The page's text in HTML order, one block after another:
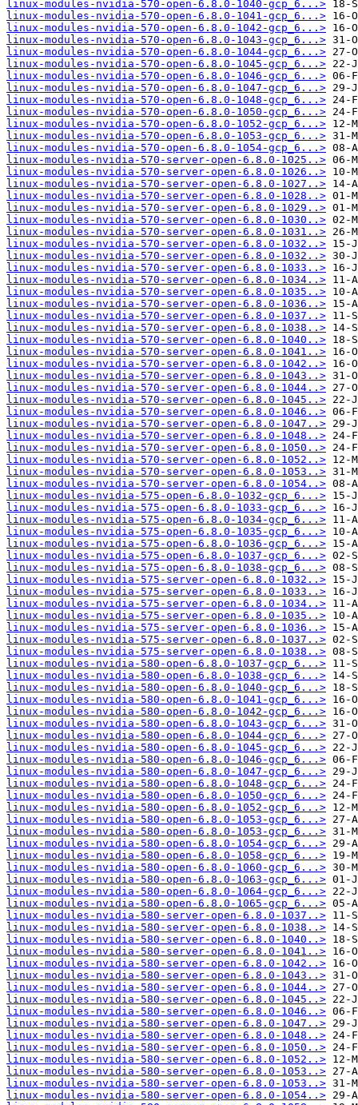
linux-modules-nvidia-570-open-6.8.0-1040-gcp_6...>
linux-modules-nvidia-570-open-6.8.0-1041-gcp_6...>
linux-modules-nvidia-570-open-6.8.0-1042-gcp_6...>
linux-modules-nvidia-570-open-6.8.0-1043-gcp_6...>
linux-modules-nvidia-570-open-6.8.0-1044-gcp_6...>
linux-modules-nvidia-570-open-6.8.0-1045-gcp_6...>
linux-modules-nvidia-570-open-6.8.0-1046-gcp_6...>
linux-modules-nvidia-570-open-6.8.0-1047-gcp_6...>
linux-modules-nvidia-570-open-6.8.0-1048-gcp_6...>
linux-modules-nvidia-570-open-6.8.0-1050-gcp_6...>
linux-modules-nvidia-570-open-6.8.0-1052-gcp_6...>
linux-modules-nvidia-570-open-6.8.0-1053-gcp_6...>
linux-modules-nvidia-570-open-6.8.0-1054-gcp_6...>
linux-modules-nvidia-570-server-open-6.8.0-1025..>
linux-modules-nvidia-570-server-open-6.8.0-1026..>
linux-modules-nvidia-570-server-open-6.8.0-1027..>
linux-modules-nvidia-570-server-open-6.8.0-1028..>
linux-modules-nvidia-570-server-open-6.8.0-1029..>
linux-modules-nvidia-570-server-open-6.8.0-1030..>
linux-modules-nvidia-570-server-open-6.8.0-1031..>
linux-modules-nvidia-570-server-open-6.8.0-1032..>
linux-modules-nvidia-570-server-open-6.8.0-1032..>
linux-modules-nvidia-570-server-open-6.8.0-1033..>
linux-modules-nvidia-570-server-open-6.8.0-1034..>
linux-modules-nvidia-570-server-open-6.8.0-1035..>
linux-modules-nvidia-570-server-open-6.8.0-1036..>
linux-modules-nvidia-570-server-open-6.8.0-1037..>
linux-modules-nvidia-570-server-open-6.8.0-1038..>
linux-modules-nvidia-570-server-open-6.8.0-1040..>
linux-modules-nvidia-570-server-open-6.8.0-1041..>
linux-modules-nvidia-570-server-open-6.8.0-1042..>
linux-modules-nvidia-570-server-open-6.8.0-1043..>
linux-modules-nvidia-570-server-open-6.8.0-1044..>
linux-modules-nvidia-570-server-open-6.8.0-1045..>
linux-modules-nvidia-570-server-open-6.8.0-1046..>
linux-modules-nvidia-570-server-open-6.8.0-1047..>
linux-modules-nvidia-570-server-open-6.8.0-1048..>
linux-modules-nvidia-570-server-open-6.8.0-1050..>
linux-modules-nvidia-570-server-open-6.8.0-1052..>
linux-modules-nvidia-570-server-open-6.8.0-1053..>
linux-modules-nvidia-570-server-open-6.8.0-1054..>
linux-modules-nvidia-575-open-6.8.0-1032-gcp_6...>
linux-modules-nvidia-575-open-6.8.0-1033-gcp_6...>
linux-modules-nvidia-575-open-6.8.0-1034-gcp_6...>
linux-modules-nvidia-575-open-6.8.0-1035-gcp_6...>
linux-modules-nvidia-575-open-6.8.0-1036-gcp_6...>
linux-modules-nvidia-575-open-6.8.0-1037-gcp_6...>
linux-modules-nvidia-575-open-6.8.0-1038-gcp_6...>
linux-modules-nvidia-575-server-open-6.8.0-1032..>
linux-modules-nvidia-575-server-open-6.8.0-1033..>
linux-modules-nvidia-575-server-open-6.8.0-1034..>
linux-modules-nvidia-575-server-open-6.8.0-1035..>
linux-modules-nvidia-575-server-open-6.8.0-1036..>
linux-modules-nvidia-575-server-open-6.8.0-1037..>
linux-modules-nvidia-575-server-open-6.8.0-1038..>
linux-modules-nvidia-580-open-6.8.0-1037-gcp_6...>
linux-modules-nvidia-580-open-6.8.0-1038-gcp_6...>
linux-modules-nvidia-580-open-6.8.0-1040-gcp_6...>
linux-modules-nvidia-580-open-6.8.0-1041-gcp_6...>
linux-modules-nvidia-580-open-6.8.0-1042-gcp_6...>
linux-modules-nvidia-580-open-6.8.0-1043-gcp_6...>
linux-modules-nvidia-580-open-6.8.0-1044-gcp_6...>
linux-modules-nvidia-580-open-6.8.0-1045-gcp_6...>
linux-modules-nvidia-580-open-6.8.0-1046-gcp_6...>
linux-modules-nvidia-580-open-6.8.0-1047-gcp_6...>
linux-modules-nvidia-580-open-6.8.0-1048-gcp_6...>
linux-modules-nvidia-580-open-6.8.0-1050-gcp_6...>
linux-modules-nvidia-580-open-6.8.0-1052-gcp_6...>
linux-modules-nvidia-580-open-6.8.0-1053-gcp_6...>
linux-modules-nvidia-580-open-6.8.0-1053-gcp_6...>
linux-modules-nvidia-580-open-6.8.0-1054-gcp_6...>
linux-modules-nvidia-580-open-6.8.0-1058-gcp_6...>
linux-modules-nvidia-580-open-6.8.0-1060-gcp_6...>
linux-modules-nvidia-580-open-6.8.0-1063-gcp_6...>
linux-modules-nvidia-580-open-6.8.0-1064-gcp_6...>
linux-modules-nvidia-580-open-6.8.0-1065-gcp_6...>
linux-modules-nvidia-580-server-open-6.8.0-1037..>
linux-modules-nvidia-580-server-open-6.8.0-1038..>
linux-modules-nvidia-580-server-open-6.8.0-1040..>
linux-modules-nvidia-580-server-open-6.8.0-1041..>
linux-modules-nvidia-580-server-open-6.8.0-1042..>
linux-modules-nvidia-580-server-open-6.8.0-1043..>
linux-modules-nvidia-580-server-open-6.8.0-1044..>
linux-modules-nvidia-580-server-open-6.8.0-1045..>
linux-modules-nvidia-580-server-open-6.8.0-1046..>
linux-modules-nvidia-580-server-open-6.8.0-1047..>
linux-modules-nvidia-580-server-open-6.8.0-1048..>
linux-modules-nvidia-580-server-open-6.8.0-1050..>
linux-modules-nvidia-580-server-open-6.8.0-1052..>
linux-modules-nvidia-580-server-open-6.8.0-1053..>
linux-modules-nvidia-580-server-open-6.8.0-1053..>
linux-modules-nvidia-580-server-open-6.8.0-1054..>